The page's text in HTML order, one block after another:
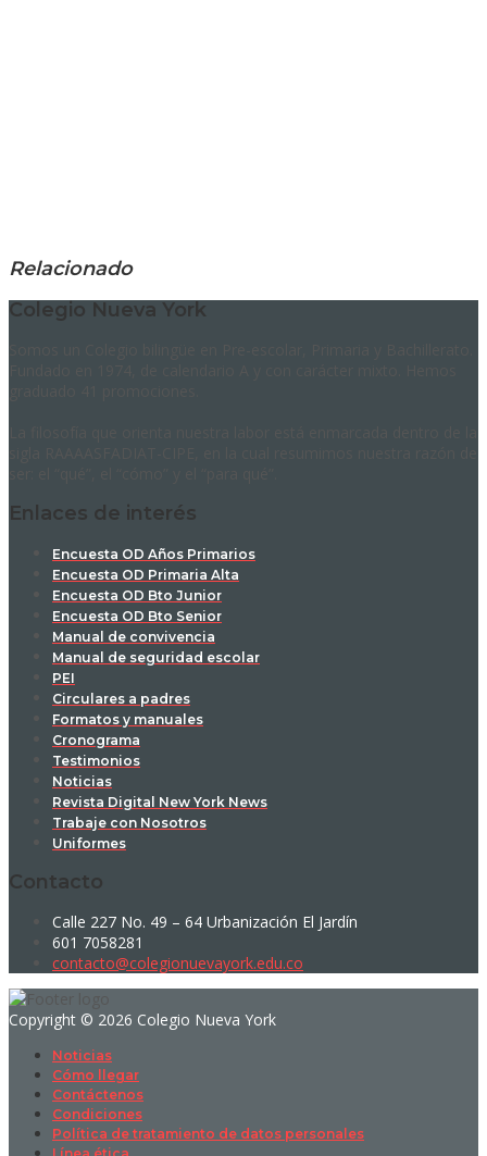
Relacionado
Colegio Nueva York
Enlaces de interés
Encuesta OD Años Primarios
Encuesta OD Primaria Alta
Encuesta OD Bto Junior
Encuesta OD Bto Senior
Manual de convivencia
Manual de seguridad escolar
PEI
Circulares a padres
Formatos y manuales
Cronograma
Testimonios
Noticias
Revista Digital New York News
Trabaje con Nosotros
Uniformes
Contacto
Calle 227 No. 49 – 64 Urbanización El Jardín
601 7058281
contacto@colegionuevayork.edu.co
Copyright © 2026 Colegio Nueva York
Noticias
Cómo llegar
Contáctenos
Condiciones
Política de tratamiento de datos personales